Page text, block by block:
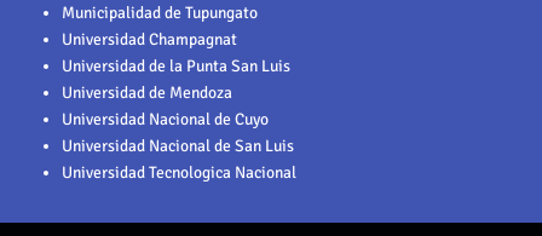
Municipalidad de Tupungato
Universidad Champagnat
Universidad de la Punta San Luis
Universidad de Mendoza
Universidad Nacional de Cuyo
Universidad Nacional de San Luis
Universidad Tecnologica Nacional